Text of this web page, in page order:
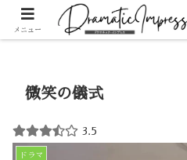
ドラマ
微笑の儀式
3.5
ドラマ
メニュー